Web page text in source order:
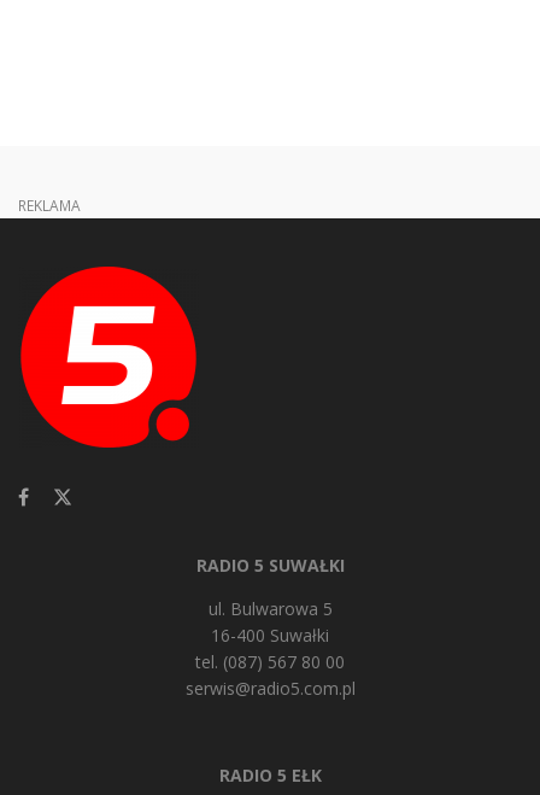
REKLAMA
RADIO 5 SUWAŁKI
ul. Bulwarowa 5
16-400 Suwałki
tel. (087) 567 80 00
serwis@radio5.com.pl
RADIO 5 EŁK